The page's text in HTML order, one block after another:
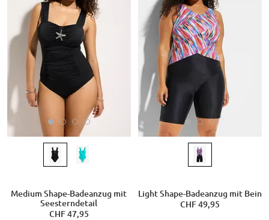
Medium Shape-Badeanzug mit
Seesterndetail
CHF 47,95
Light Shape-Badeanzug mit Bein
CHF 49,95